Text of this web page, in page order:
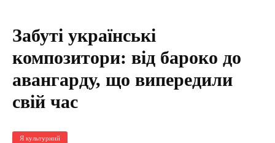
Забуті українські
композитори: від бароко до
авангарду, що випередили
свій час
Я культурний